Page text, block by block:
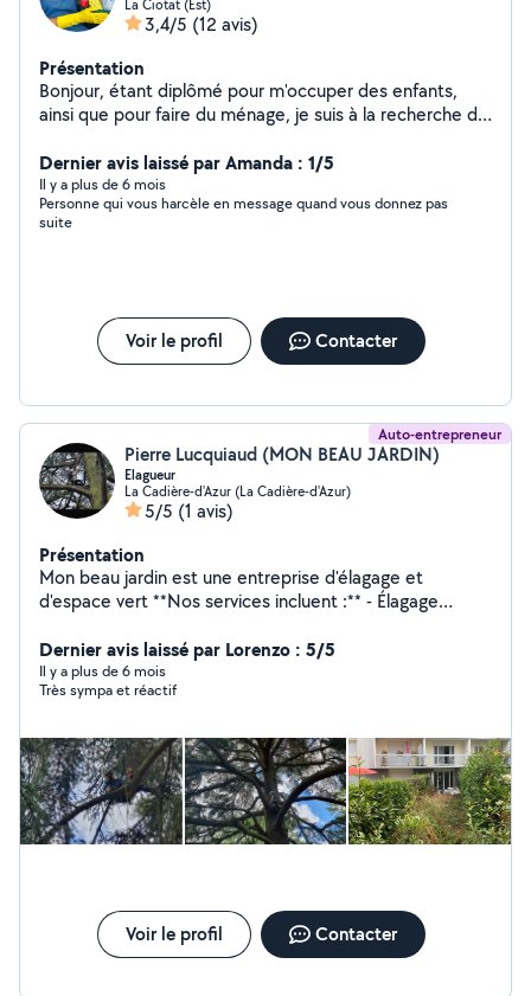
La Ciotat (Est)
3,4/5 (12 avis)
Présentation
Bonjour, étant diplômé pour m'occuper des enfants,
ainsi que pour faire du ménage, je suis à la recherche de
aider n'hésitez pas à me contacter cordialement
Dernier avis laissé par Amanda : 1/5
Il y a plus de 6 mois
Personne qui vous harcèle en message quand vous donnez pas
suite
Voir le profil Contacter
Auto-entrepreneur
Pierre Lucquiaud (MON BEAU JARDIN)
Elagueur
La Cadière-d'Azur (La Cadière-d'Azur)
5/5 (1 avis)
Présentation
Mon beau jardin est une entreprise d'élagage et
d'espace vert **Nos services incluent :** - Élagage
pour un jardin soigné - Abattage sécurisé d'arbres
dangereux - Entretien complet de vos espace vert
**Pourquoi choisir Mon beau jardin ?** - Équipe de
respectueuses de l'environnement - Devis gratuit et
personnalisé - Intervention rapide et soignée
Dernier avis laissé par Lorenzo : 5/5
Il y a plus de 6 mois
Très sympa et réactif
Voir le profil Contacter